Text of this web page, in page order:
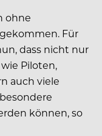
ohne
Für
dass nicht nur
Piloten,
auch viele
können, so